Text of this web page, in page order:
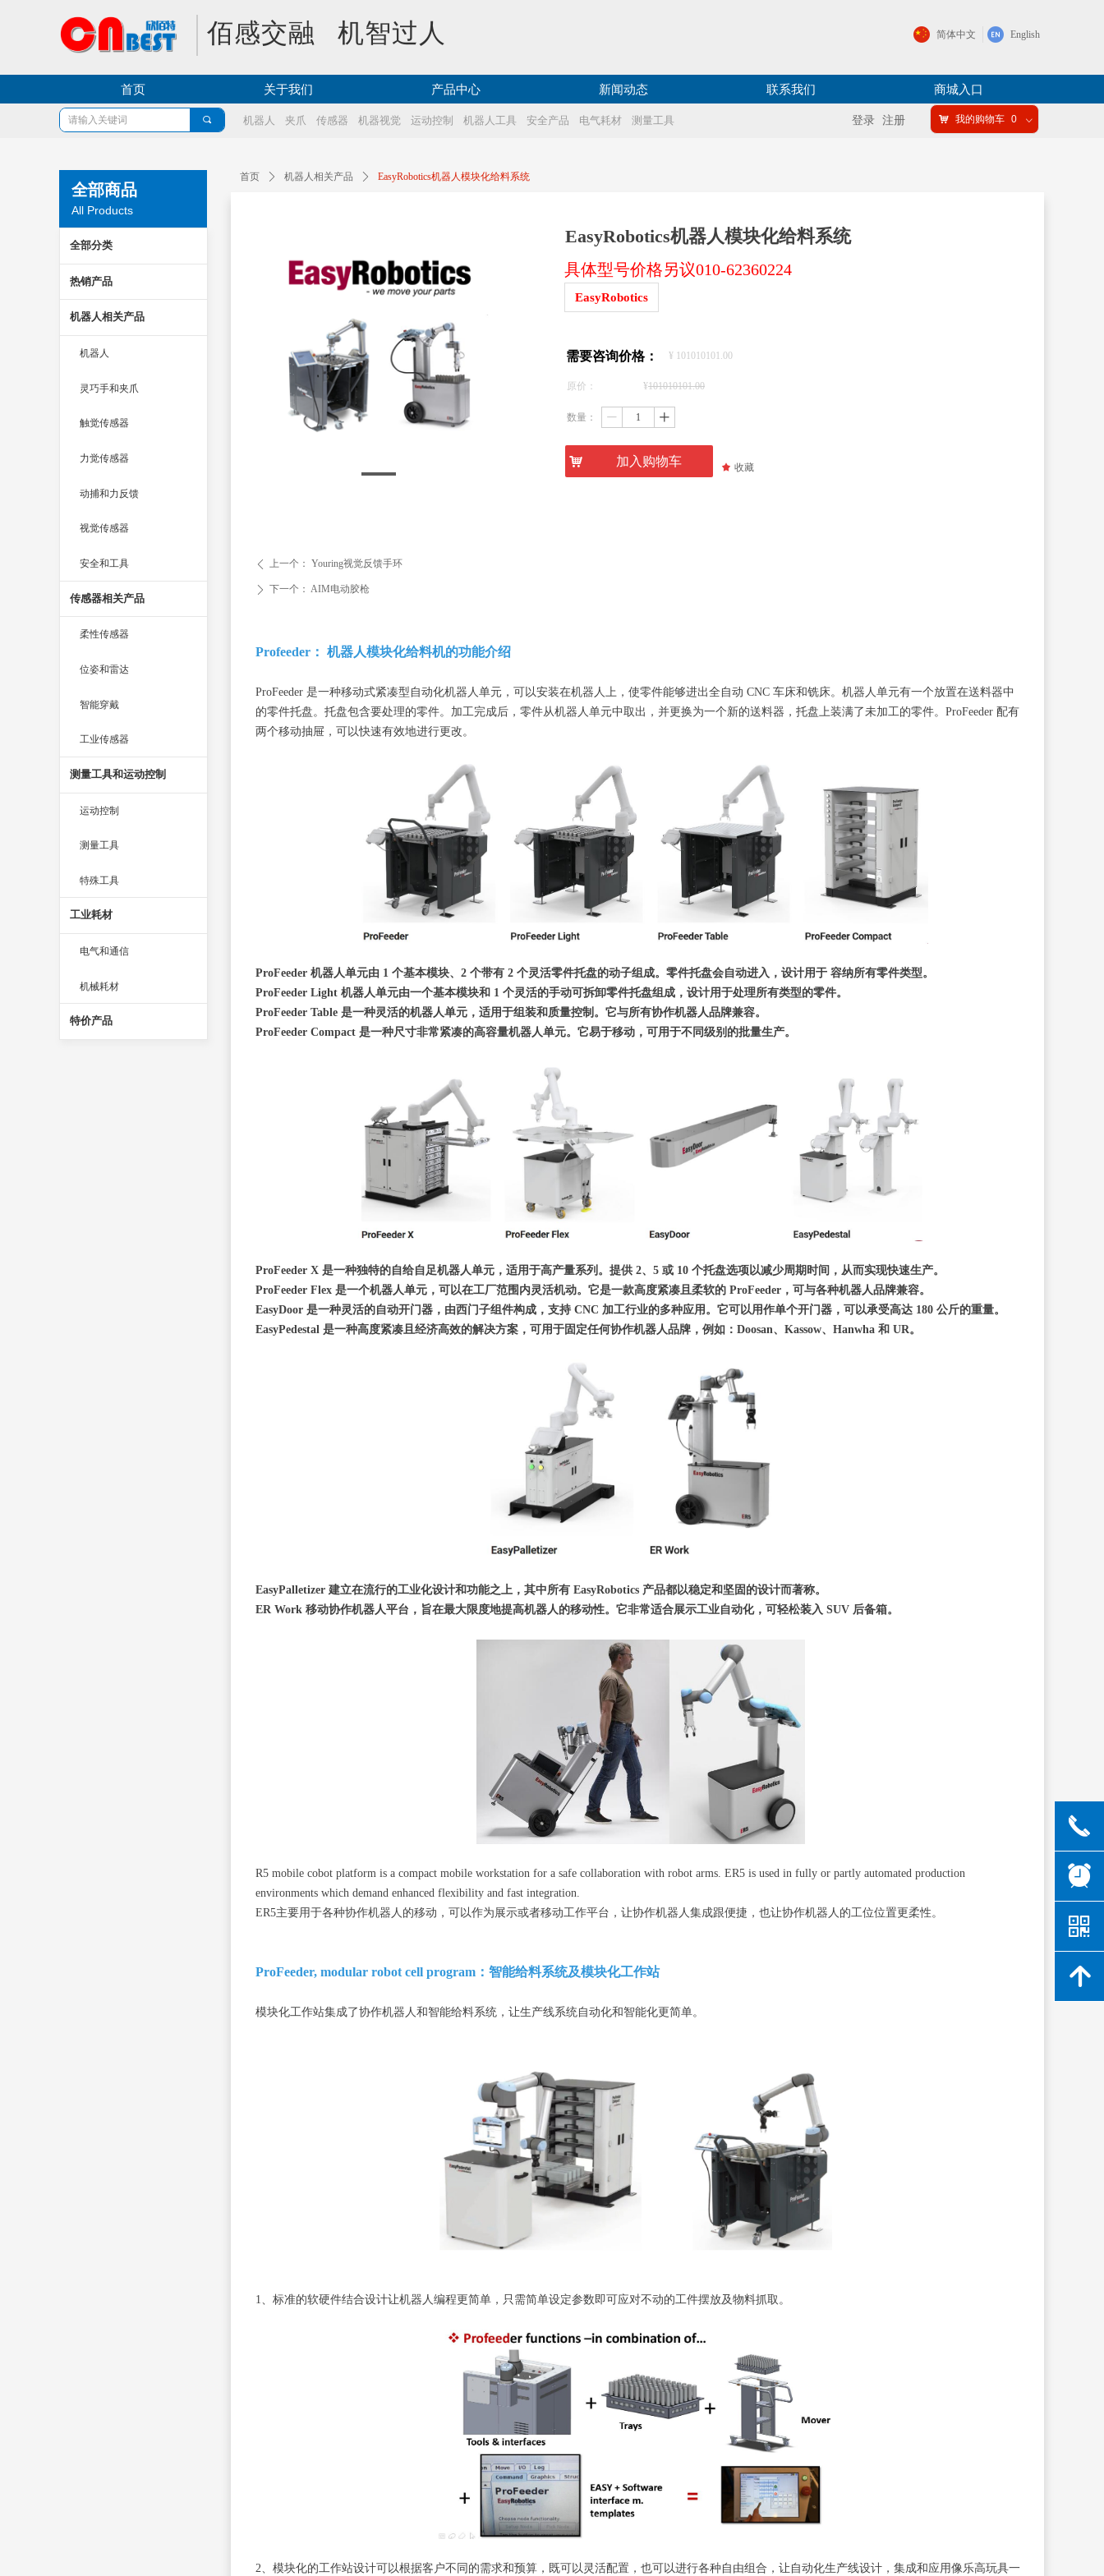
佰感交融 机智过人
首页 关于我们 产品中心 新闻动态 联系我们 商城入口
简体中文 English
机器人 夹爪 传感器 机器视觉 运动控制 机器人工具 安全产品 电气耗材 测量工具 登录 注册 낙 我的购物车 0 ꀁ
끠
首页 ꄲ 机器人相关产品 ꄲ EasyRobotics机器人模块化给料系统
EasyRobotics机器人模块化给料系统
ꄴ 上一个： Youring视觉反馈手环
ꄲ 下一个： AIM电动胶枪
Profeeder： 机器人模块化给料机的功能介绍
ProFeeder 是一种移动式紧凑型自动化机器人单元，可以安装在机器人上，使零件能够进出全自动 CNC 车床和铣床。机器人单元有一个放置在送料器中
的零件托盘。托盘包含要处理的零件。加工完成后，零件从机器人单元中取出，并更换为一个新的送料器，托盘上装满了未加工的零件。ProFeeder 配有
两个移动抽屉，可以快速有效地进行更改。
ProFeeder 机器人单元由 1 个基本模块、2 个带有 2 个灵活零件托盘的动子组成。零件托盘会自动进入，设计用于 容纳所有零件类型。
ProFeeder Light 机器人单元由一个基本模块和 1 个灵活的手动可拆卸零件托盘组成，设计用于处理所有类型的零件。
ProFeeder Table 是一种灵活的机器人单元，适用于组装和质量控制。它与所有协作机器人品牌兼容。
ProFeeder Compact 是一种尺寸非常紧凑的高容量机器人单元。它易于移动，可用于不同级别的批量生产。
ProFeeder X 是一种独特的自给自足机器人单元，适用于高产量系列。提供 2、5 或 10 个托盘选项以减少周期时间，从而实现快速生产。
ProFeeder Flex 是一个机器人单元，可以在工厂范围内灵活机动。它是一款高度紧凑且柔软的 ProFeeder，可与各种机器人品牌兼容。
EasyDoor 是一种灵活的自动开门器，由西门子组件构成，支持 CNC 加工行业的多种应用。它可以用作单个开门器，可以承受高达 180 公斤的重量。
EasyPedestal 是一种高度紧凑且经济高效的解决方案，可用于固定任何协作机器人品牌，例如：Doosan、Kassow、Hanwha 和 UR。
EasyPalletizer 建立在流行的工业化设计和功能之上，其中所有 EasyRobotics 产品都以稳定和坚固的设计而著称。
ER Work 移动协作机器人平台，旨在最大限度地提高机器人的移动性。它非常适合展示工业自动化，可轻松装入 SUV 后备箱。
R5 mobile cobot platform is a compact mobile workstation for a safe collaboration with robot arms. ER5 is used in fully or partly automated production
environments which demand enhanced flexibility and fast integration.
ER5主要用于各种协作机器人的移动，可以作为展示或者移动工作平台，让协作机器人集成跟便捷，也让协作机器人的工位位置更柔性。
ProFeeder, modular robot cell program：智能给料系统及模块化工作站
模块化工作站集成了协作机器人和智能给料系统，让生产线系统自动化和智能化更简单。
1、标准的软硬件结合设计让机器人编程更简单，只需简单设定参数即可应对不动的工件摆放及物料抓取。
2、模块化的工作站设计可以根据客户不同的需求和预算，既可以灵活配置，也可以进行各种自由组合，让自动化生产线设计，集成和应用像乐高玩具一
낙 加入购物车 끄 收藏
需要咨询价格： ¥ 101010101.00
原价： ¥101010101.00
数量： ꄷ ꄸ
具体型号价格另议010-62360224
EasyRobotics
全部商品
All Products
全部分类
热销产品
机器人相关产品
机器人
灵巧手和夹爪
触觉传感器
力觉传感器
动捕和力反馈
视觉传感器
安全和工具
传感器相关产品
柔性传感器
位姿和雷达
智能穿戴
工业传感器
测量工具和运动控制
运动控制
测量工具
特殊工具
工业耗材
电气和通信
机械耗材
特价产品
끅
뀥
낃
녕